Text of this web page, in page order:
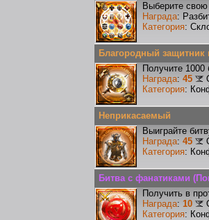
Выберите свою
Награда:
Категория:
Благородный защитник
Получите 1000
Награда: 45
Категория:
Неприкасаемый
Выиграйте
Награда: 45
Категория:
Битва с фанатиками
Получить в
Награда: 10
Категория: